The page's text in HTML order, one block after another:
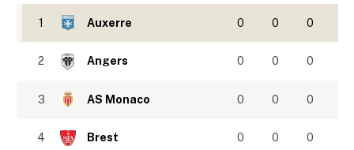
1 Auxerre 0 0 0
2 Angers 0 0 0
3 AS Monaco 0 0 0
4 Brest 0 0 0